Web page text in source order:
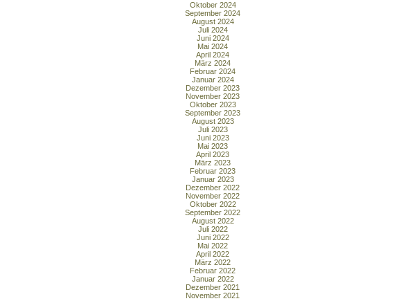
Oktober 2024
September 2024
August 2024
Juli 2024
Juni 2024
Mai 2024
April 2024
März 2024
Februar 2024
Januar 2024
Dezember 2023
November 2023
Oktober 2023
September 2023
August 2023
Juli 2023
Juni 2023
Mai 2023
April 2023
März 2023
Februar 2023
Januar 2023
Dezember 2022
November 2022
Oktober 2022
September 2022
August 2022
Juli 2022
Juni 2022
Mai 2022
April 2022
März 2022
Februar 2022
Januar 2022
Dezember 2021
November 2021